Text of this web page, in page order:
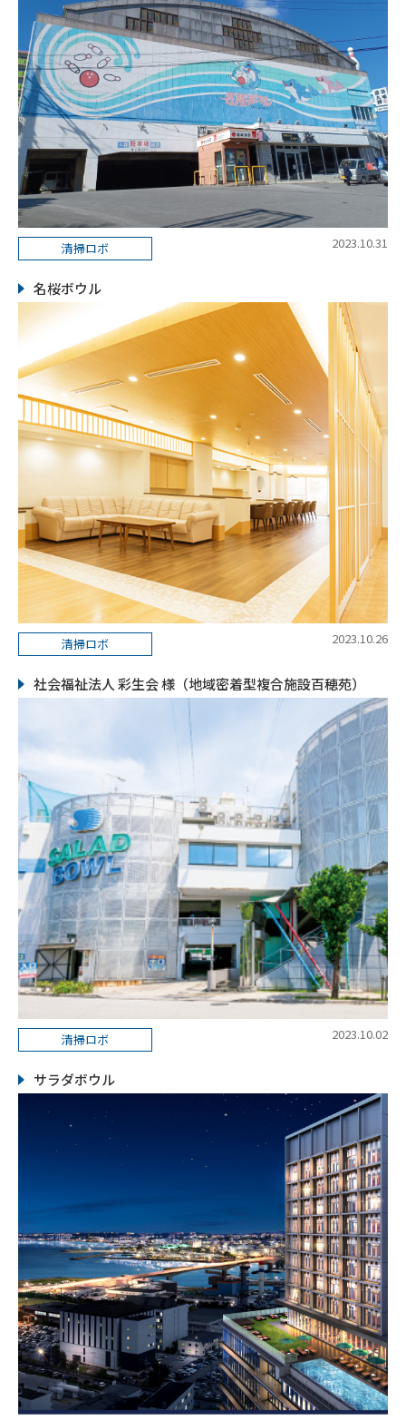
清掃ロボ 2023.10.31
名桜ボウル
清掃ロボ 2023.10.26
社会福祉法人 彩生会 様（地域密着型複合施設百穂苑）
清掃ロボ 2023.10.02
サラダボウル